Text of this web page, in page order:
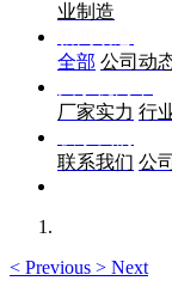
业制造
全部 公司动
厂家实力 行
联系我们 公
< Previous > Next